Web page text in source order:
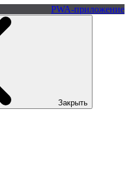
PWA-приложение
Закрыть